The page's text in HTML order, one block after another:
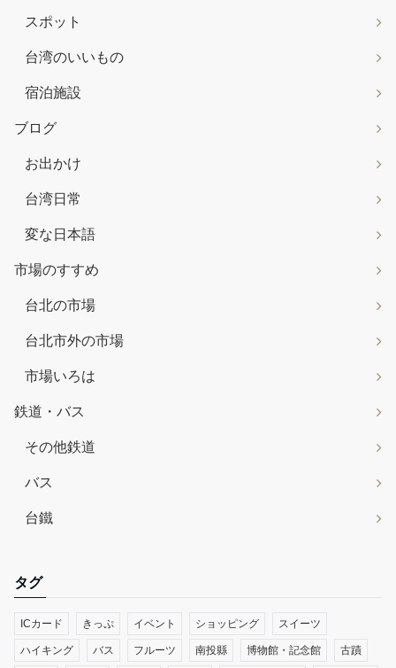
スポット
台湾のいいもの
宿泊施設
ブログ
お出かけ
台湾日常
変な日本語
市場のすすめ
台北の市場
台北市外の市場
市場いろは
鉄道・バス
その他鉄道
バス
台鐵
タグ
ICカード きっぷ イベント ショッピング スイーツ
ハイキング バス フルーツ 南投縣 博物館・記念館 古蹟